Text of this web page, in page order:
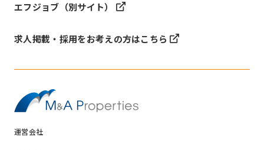
エフジョブ（別サイト）
求人掲載・採用をお考えの方はこちら
運営会社